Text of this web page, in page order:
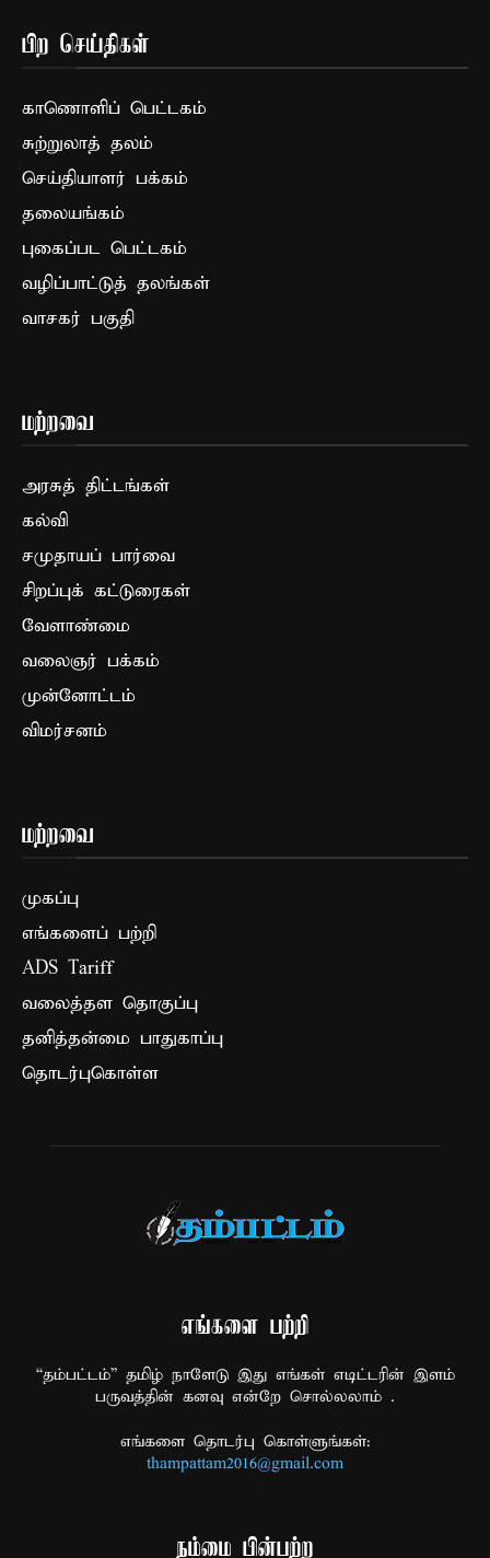
பிற செய்திகள்
காணொளிப் பெட்டகம்
சுற்றுலாத் தலம்
செய்தியாளர் பக்கம்
தலையங்கம்
புகைப்பட பெட்டகம்
வழிப்பாட்டுத் தலங்கள்
வாசகர் பகுதி
மற்றவை
அரசுத் திட்டங்கள்
கல்வி
சமுதாயப் பார்வை
சிறப்புக் கட்டுரைகள்
வேளாண்மை
வலைஞர் பக்கம்
முன்னோட்டம்
விமர்சனம்
மற்றவை
முகப்பு
எங்களைப் பற்றி
ADS Tariff
வலைத்தள தொகுப்பு
தனித்தன்மை பாதுகாப்பு
தொடர்புகொள்ள
எங்களை பற்றி
“தம்பட்டம்” தமிழ் நாளேடு இது எங்கள் எடிட்டரின் இளம்
பருவத்தின் கனவு என்றே சொல்லலாம் .
எங்களை தொடர்பு கொள்ளுங்கள்:
thampattam2016@gmail.com
நம்மை பின்பற்ற